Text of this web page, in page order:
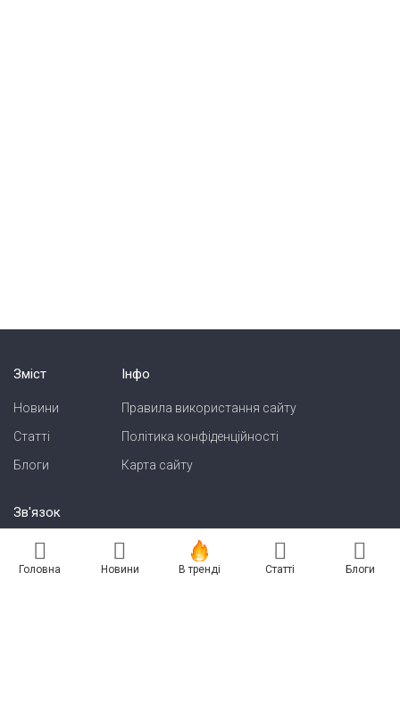
Зміст
Новини
Статті
Блоги
Інфо
Правила використання сайту
Політика конфіденційності
Карта сайту
Зв'язок
Реклама на сайті
Есть новость? Присылайте — разместим!
Головна Новини В тренді Статті Блоги